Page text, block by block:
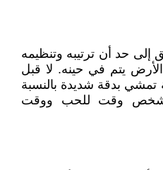
إلى حد أن ترتيبه وتنظيمه
يتم في حينه. لا قبل
تمشي بدقة شديدة بالنسبة
شخص وقت للحب ووقت